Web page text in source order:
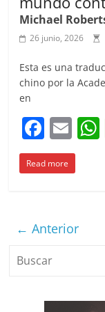
Michael
26 junio, 2026
Esta es una
chino por la
en
F
a
c
b
o
o
E
m
ai
Read more
← Anterior